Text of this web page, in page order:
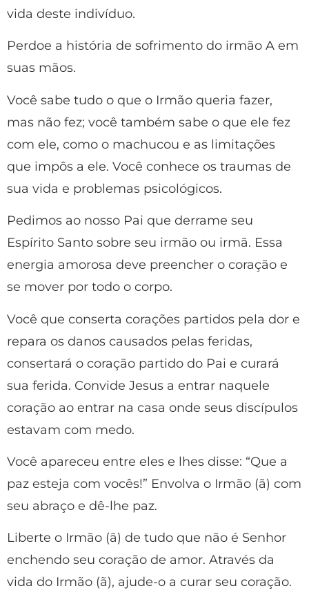
vida deste indivíduo.
Perdoe a história de sofrimento do irmão A em
suas mãos.
Você sabe tudo o que o Irmão queria fazer,
mas não fez; você também sabe o que ele fez
com ele, como o machucou e as limitações
que impôs a ele. Você conhece os traumas de
sua vida e problemas psicológicos.
Pedimos ao nosso Pai que derrame seu
Espírito Santo sobre seu irmão ou irmã. Essa
energia amorosa deve preencher o coração e
se mover por todo o corpo.
Você que conserta corações partidos pela dor e
repara os danos causados ​​pelas feridas,
consertará o coração partido do Pai e curará
sua ferida. Convide Jesus a entrar naquele
coração ao entrar na casa onde seus discípulos
estavam com medo.
Você apareceu entre eles e lhes disse: “Que a
paz esteja com vocês!” Envolva o Irmão (ã) com
seu abraço e dê-lhe paz.
Liberte o Irmão (ã) de tudo que não é Senhor
enchendo seu coração de amor. Através da
vida do Irmão (ã), ajude-o a curar seu coração.